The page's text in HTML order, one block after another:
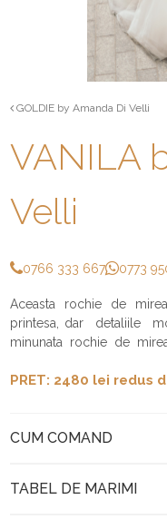
GOLDIE by Amanda Di Velli
VANILA
Velli
0766 333 667 0773
Aceasta rochie de
printesa, dar detaliile
minunata rochie de
PRET: 2480 lei redus
CUM COMAND
TABEL DE MARIMI